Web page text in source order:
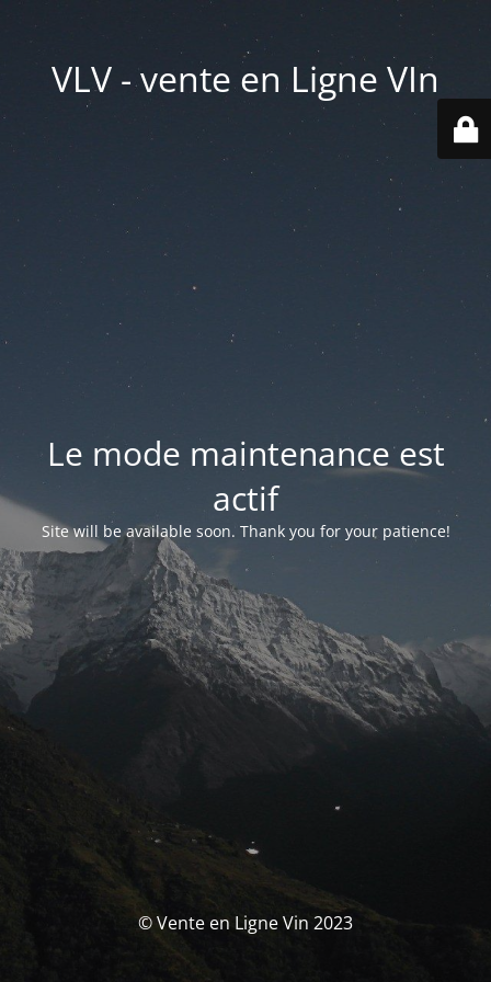
VLV - vente en Ligne VIn
Le mode maintenance est
actif
Site will be available soon. Thank you for your patience!
© Vente en Ligne Vin 2023